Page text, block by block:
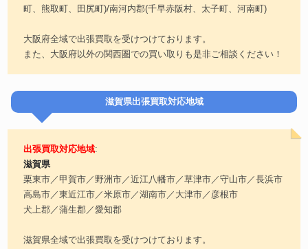
町、熊取町、田尻町)/南河内郡(千早赤阪村、太子町、河南町)
大阪府全域で出張買取を受けつけております。
また、大阪府以外の関西圏での買い取りも是非ご相談ください！
滋賀県出張買取対応地域
出張買取対応地域:
滋賀県
栗東市／甲賀市／野洲市／近江八幡市／草津市／守山市／長浜市
高島市／東近江市／米原市／湖南市／大津市／彦根市
犬上郡／蒲生郡／愛知郡
滋賀県全域で出張買取を受けつけております。